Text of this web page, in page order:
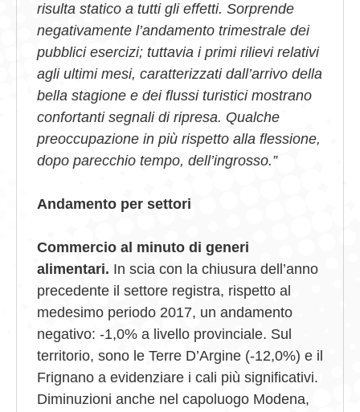
risulta statico a tutti gli effetti. Sorprende
negativamente l’andamento trimestrale dei
pubblici esercizi; tuttavia i primi rilievi relativi
agli ultimi mesi, caratterizzati dall’arrivo della
bella stagione e dei flussi turistici mostrano
confortanti segnali di ripresa. Qualche
preoccupazione in più rispetto alla flessione,
dopo parecchio tempo, dell’ingrosso.”
Andamento per settori
Commercio al minuto di generi
alimentari. In scia con la chiusura dell’anno
precedente il settore registra, rispetto al
medesimo periodo 2017, un andamento
negativo: -1,0% a livello provinciale. Sul
territorio, sono le Terre D’Argine (-12,0%) e il
Frignano a evidenziare i cali più significativi.
Diminuzioni anche nel capoluogo Modena,